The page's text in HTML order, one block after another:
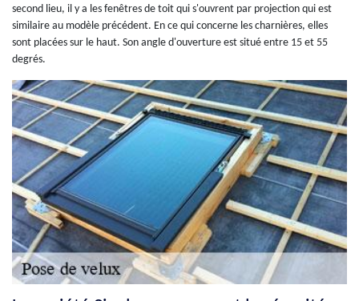
second lieu, il y a les fenêtres de toit qui s'ouvrent par projection qui est
similaire au modèle précédent. En ce qui concerne les charnières, elles
sont placées sur le haut. Son angle d'ouverture est situé entre 15 et 55
degrés.